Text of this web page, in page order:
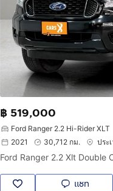
฿ 519,000
Ford Ranger 2.2 Hi-Rider XLT
2021
30,712 กม. ประ
Ford Ranger 2.2 Xlt
แชท